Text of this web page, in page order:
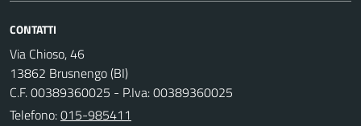
CONTATTI
Via Chioso, 46
13862 Brusnengo (BI)
C.F. 00389360025 - P.Iva: 00389360025
Telefono:015-985411